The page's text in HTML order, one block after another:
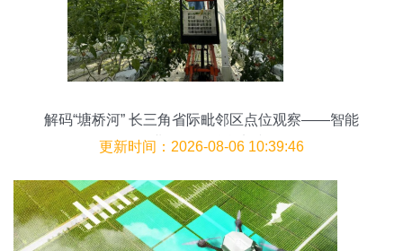
解码“塘桥河” 长三角省际毗邻区点位观察——智能
农业管理的融合实践
更新时间：2026-08-06 10:39:46